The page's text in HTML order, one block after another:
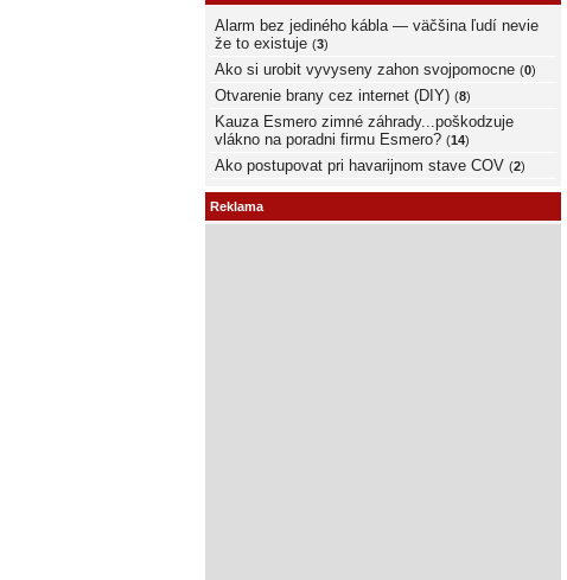
Alarm bez jediného kábla — väčšina ľudí nevie
že to existuje (3)
Ako si urobit vyvyseny zahon svojpomocne (0)
Otvarenie brany cez internet (DIY) (8)
Kauza Esmero zimné záhrady...poškodzuje
vlákno na poradni firmu Esmero? (14)
Ako postupovat pri havarijnom stave COV (2)
Reklama